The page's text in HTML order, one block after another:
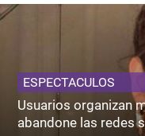
ESPECTACULOS
Usuarios organizan
abandone las redes